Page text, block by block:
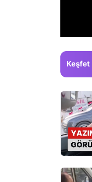
Keşfet